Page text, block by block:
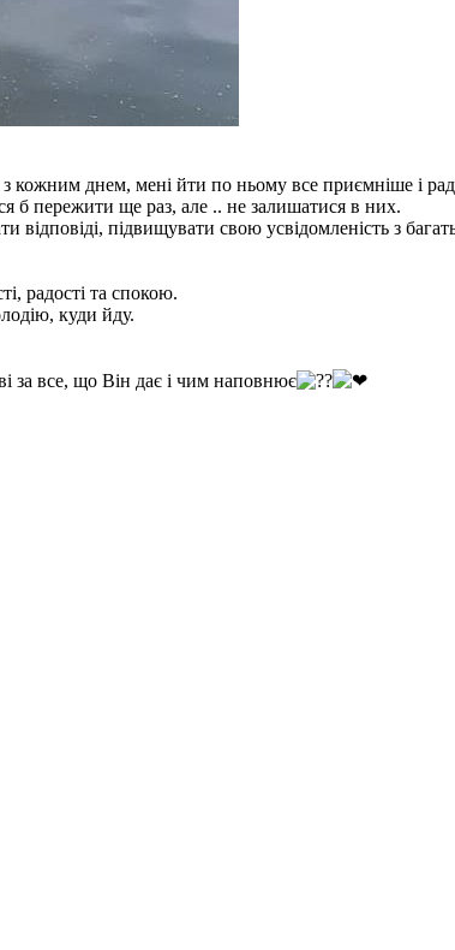
днем, мені йти по ньому все приємніше і
б пережити ще раз, але .. не залишатися в них.
підвищувати свою усвідомленість з
радості та спокою.
куди йду.
за все, що Він дає і чим наповнює